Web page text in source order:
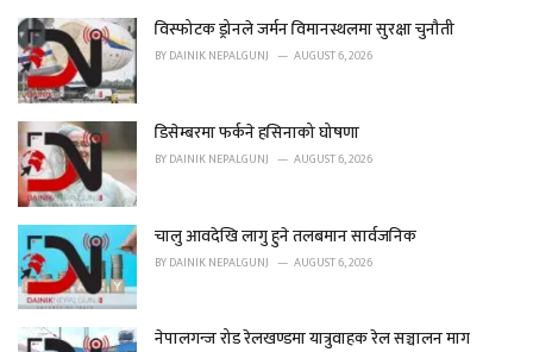
:
विस्फोटक ड्रोनले जर्मन विमानस्थलमा सुरक्षा चुनौती
BYDAINIK NEPALGUNJ AUGUST 6, 2026
डिसेम्बरमा फर्कने हसिनाको घोषणा
BYDAINIK NEPALGUNJ AUGUST 6, 2026
चालु आवदेखि लागु हुने तलबमान सार्वजनिक
BYDAINIK NEPALGUNJ AUGUST 6, 2026
नेपालगन्ज रोड रेलखण्डमा यात्रुवाहक रेल सञ्चालन माग